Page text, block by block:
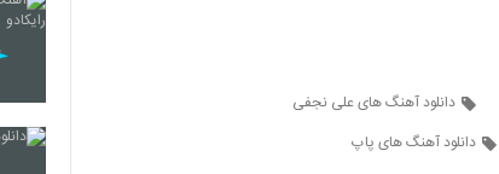
دانلود آهنگ های علی نجفی
دانلود آهنگ های پاپ